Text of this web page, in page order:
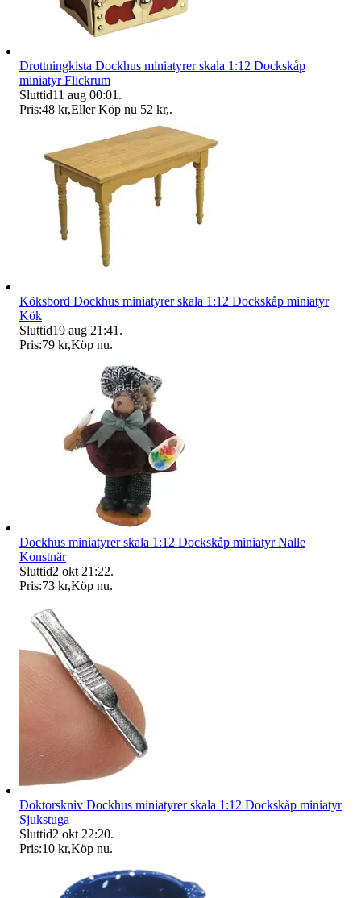
Drottningkista Dockhus miniatyrer skala 1:12 Dockskåp
miniatyr Flickrum
Sluttid11 aug 00:01 .
Pris:48 kr,Eller Köp nu 52 kr,.
Köksbord Dockhus miniatyrer skala 1:12 Dockskåp miniatyr
Kök
Sluttid19 aug 21:41 .
Pris:79 kr,Köp nu.
Dockhus miniatyrer skala 1:12 Dockskåp miniatyr Nalle
Konstnär
Sluttid2 okt 21:22.
Pris:73 kr,Köp nu.
Doktorskniv Dockhus miniatyrer skala 1:12 Dockskåp miniatyr
Sjukstuga
Sluttid2 okt 22:20.
Pris:10 kr,Köp nu.